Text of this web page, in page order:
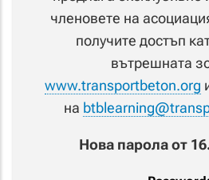
членовете на
получите достъп
вътрешната
www.transportbeton.org
на
Нова парола от